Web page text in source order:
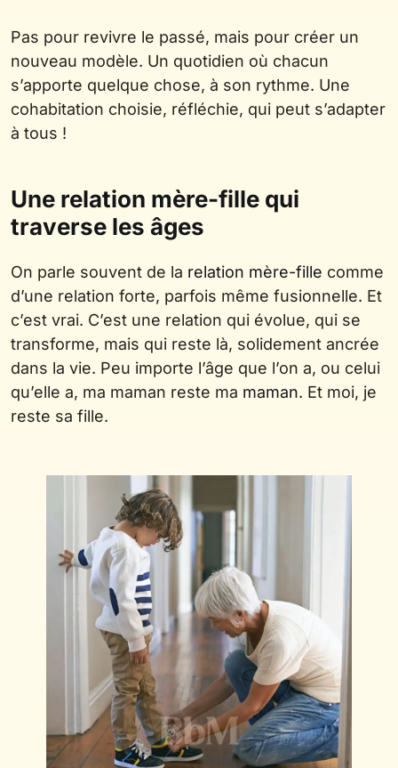
Pas pour revivre le passé, mais pour créer un
nouveau modèle. Un quotidien où chacun
s’apporte quelque chose, à son rythme. Une
cohabitation choisie, réfléchie, qui peut s’adapter
à tous !
Une relation mère-fille qui
traverse les âges
On parle souvent de la relation mère-fille comme
d’une relation forte, parfois même fusionnelle. Et
c’est vrai. C’est une relation qui évolue, qui se
transforme, mais qui reste là, solidement ancrée
dans la vie. Peu importe l’âge que l’on a, ou celui
qu’elle a, ma maman reste ma maman. Et moi, je
reste sa fille.